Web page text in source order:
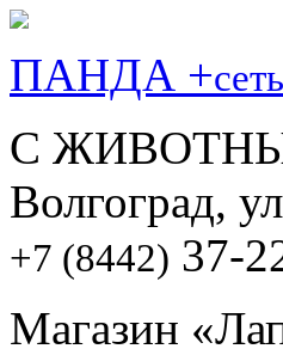
ПАНДА +
С
Волгоград,
+7 (8442) 37-
Магазин